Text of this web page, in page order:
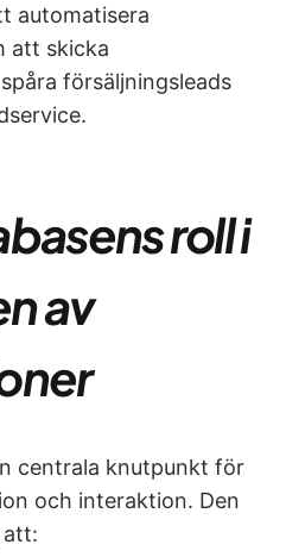
automatisera
att skicka
försäljningsleads
roll i
av
centrala knutpunkt för
och interaktion. Den